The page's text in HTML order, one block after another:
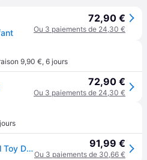
72,90 €
Ou 3 paiements de 24,30 €
9,90 €, 6 jours
72,90 €
Ou 3 paiements de 24,30 €
Big Baby Vw T1 Educational Toy Doré Enfants 91,99 €
Ou 3 paiements de 30,66 €